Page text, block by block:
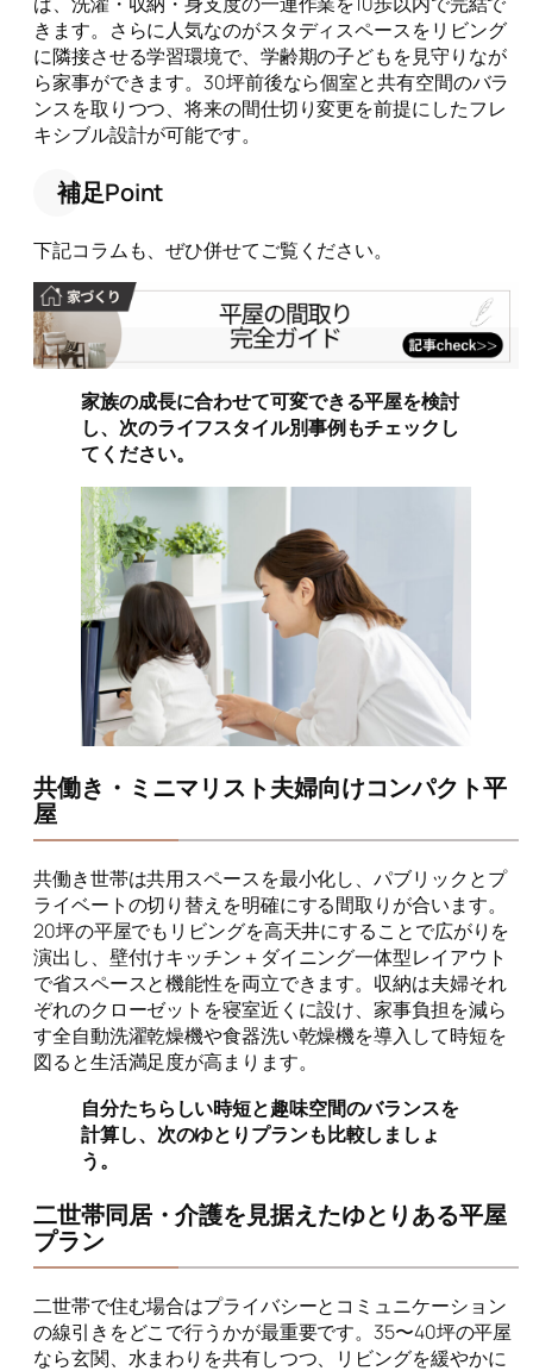
きます。さらに人気なのがスタディスペースをリビング
に隣接させる学習環境で、学齢期の子どもを見守りなが
ら家事ができます。30坪前後なら個室と共有空間のバラ
ンスを取りつつ、将来の間仕切り変更を前提にしたフレ
キシブル設計が可能です。
補足Point
下記コラムも、ぜひ併せてご覧ください。
家族の成長に合わせて可変できる平屋を検討
し、次のライフスタイル別事例もチェックし
てください。
共働き・ミニマリスト夫婦向けコンパクト平
屋
共働き世帯は共用スペースを最小化し、パブリックとプ
ライベートの切り替えを明確にする間取りが合います。
20坪の平屋でもリビングを高天井にすることで広がりを
演出し、壁付けキッチン＋ダイニング一体型レイアウト
で省スペースと機能性を両立できます。収納は夫婦それ
ぞれのクローゼットを寝室近くに設け、家事負担を減ら
す全自動洗濯乾燥機や食器洗い乾燥機を導入して時短を
図ると生活満足度が高まります。
自分たちらしい時短と趣味空間のバランスを
計算し、次のゆとりプランも比較しましょ
う。
二世帯同居・介護を見据えたゆとりある平屋
プラン
二世帯で住む場合はプライバシーとコミュニケーション
の線引きをどこで行うかが最重要です。35〜40坪の平屋
なら玄関、水まわりを共有しつつ、リビングを緩やかに